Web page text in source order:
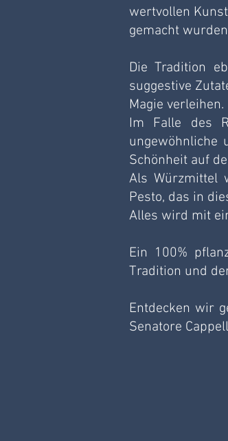
wertvollen
gemacht
Die Tradition
suggestive
Magie verleihen.
Im Falle des
ungewöhnliche
Schönheit auf
Als Würzmittel
Pesto, das in
Alles wird mit
Ein 100%
Tradition und
Entdecken wir
Senatore